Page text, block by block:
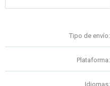
Tipo de envío:
Plataforma:
Idiomas: